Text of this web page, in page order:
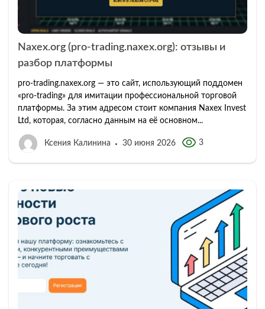
Naxex.org (pro-trading.naxex.org): отзывы и
разбор платформы
pro-trading.naxex.org — это сайт, использующий поддомен
«pro-trading» для имитации профессиональной торговой
платформы. За этим адресом стоит компания Naxex Invest
Ltd, которая, согласно данным на её основном...
Ксения Калинина 30 июня 2026 3